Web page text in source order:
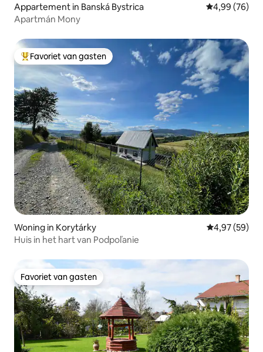
Appartement in Banská Bystrica Gemiddelde
4,99 (76)
Apartmán Mony
Topfavoriet van gasten
Favoriet van gasten
Woning in Korytárky Gemiddelde
4,97 (59)
Huis in het hart van Podpoľanie
Favoriet van gasten
Favoriet van gasten